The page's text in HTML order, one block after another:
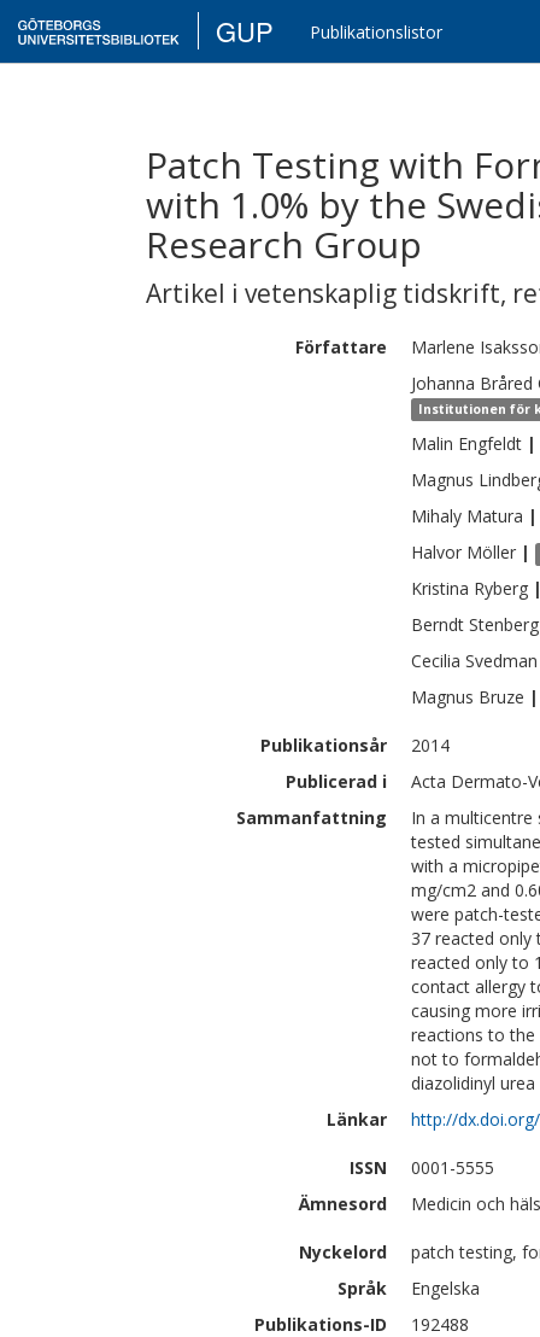
GUP Publikationslistor
Patch Testing with
with 1.0% by the
Research Group
Artikel i vetenskaplig tidskrift,
Författare Marlene
Johanna Bråred
Institutionen för
Malin Engfeldt |
Magnus
Mihaly Matura |
Halvor Möller |
Kristina Ryberg
Berndt Stenberg
Cecilia Svedman
Magnus Bruze |
Publikationsår
2014
Publicerad i
Acta Dermato-
Sammanfattning
In a multicentre
tested
with a
mg/cm2 and
were patch-
37 reacted only
reacted only to
contact allergy
causing more
reactions to the
not to
diazolidinyl
Länkar
http://
ISSN
0001-5555
Ämnesord
Medicin och
Nyckelord
patch testing,
Språk
Engelska
Publikations-ID
192488